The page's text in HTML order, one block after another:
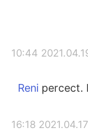
Português
2021.04.19
percect.
2021.04.17 16:18